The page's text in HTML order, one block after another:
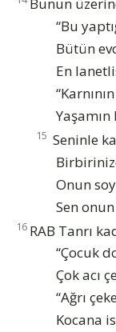
“Bu
Bütün
En
15 Seninle
Onun
Sen
16 RAB Tanrı
“Çocuk
Çok acı
“Ağrı
Kocana